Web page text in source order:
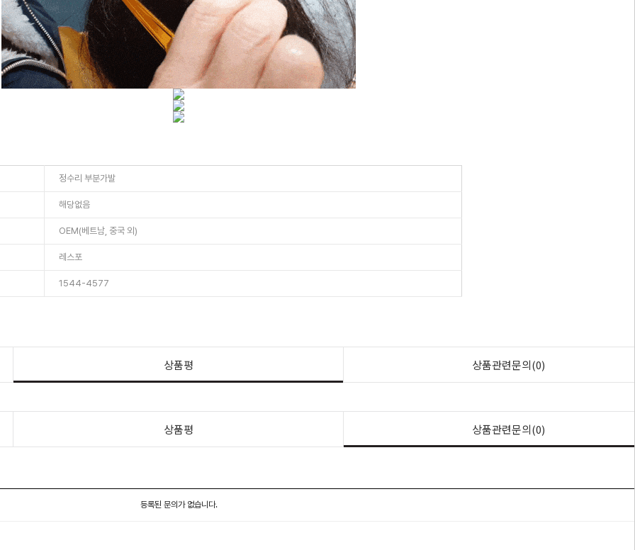
정수리 부분가발
해당없음
OEM(베트남, 중국 외)
레스포
1544-4577
상품평 상품관련문의(0)
상품평 상품관련문의(0)
등록된 문의가 없습니다.